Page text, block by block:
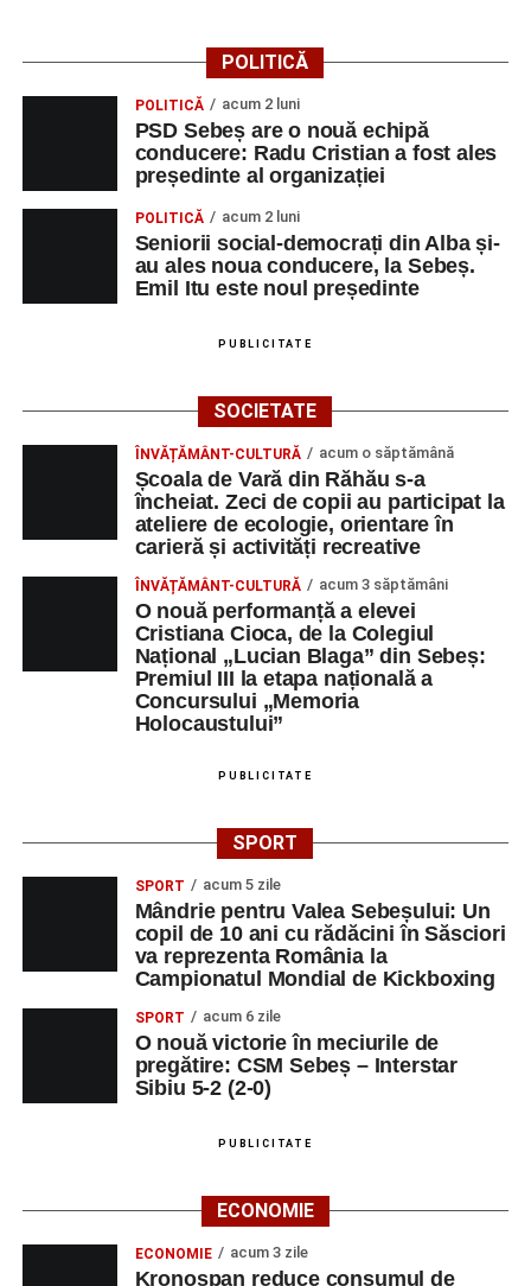
iluminatului public pe timpul nopții, în contextul
apelului la economii al Guvernului Bolojan
Duminică, 23 august 2026, Râpa Roșie găzduiește
cea de-a III-a ediție a concursului „CicloAventurier
de Sebeș”
Primul concert din cadrul String Symphonic Camp
2026 a adus emoție și aplauze la Sebeș
POLITICĂ
POLITICĂ acum 2 luni
PSD Sebeș are o nouă echipă
conducere: Radu Cristian a fost ales
președinte al organizației
POLITICĂ acum 2 luni
Seniorii social-democrați din Alba și-
au ales noua conducere, la Sebeș.
Emil Itu este noul președinte
PUBLICITATE
SOCIETATE
ÎNVĂȚĂMÂNT-CULTURĂ acum o săptămână
Școala de Vară din Răhău s-a
încheiat. Zeci de copii au participat la
ateliere de ecologie, orientare în
carieră și activități recreative
ÎNVĂȚĂMÂNT-CULTURĂ acum 3 săptămâni
O nouă performanță a elevei
Cristiana Cioca, de la Colegiul
Național „Lucian Blaga” din Sebeș:
Premiul III la etapa națională a
Concursului „Memoria
Holocaustului”
PUBLICITATE
SPORT
SPORT acum 5 zile
Mândrie pentru Valea Sebeșului: Un
copil de 10 ani cu rădăcini în Săsciori
va reprezenta România la
Campionatul Mondial de Kickboxing
SPORT acum 6 zile
O nouă victorie în meciurile de
pregătire: CSM Sebeș – Interstar
Sibiu 5-2 (2-0)
PUBLICITATE
ECONOMIE
ECONOMIE acum 3 zile
Kronospan reduce consumul de